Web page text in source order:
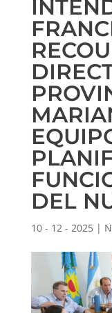
DEL
10 - 12 - 2025|